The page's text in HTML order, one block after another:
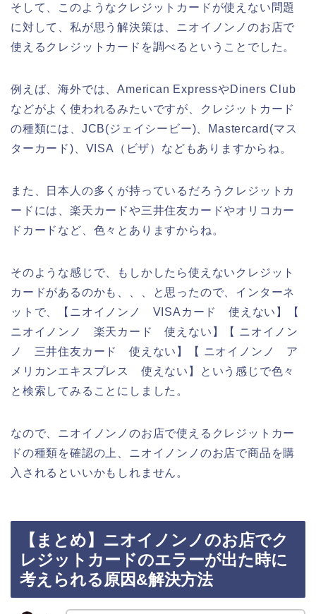
そして、このようなクレジットカードが使えない問題
に対して、私が思う解決策は、ニオイノンノのお店で
使えるクレジットカードを調べるということでした。
例えば、海外では、American ExpressやDiners Club
などがよく使われるみたいですが、クレジットカード
の種類には、JCB(ジェイシービー)、Mastercard(マス
ターカード)、VISA（ビザ）などもありますからね。
また、日本人の多くが持っているだろうクレジットカ
ードには、楽天カードや三井住友カードやオリコカー
ドカードなど、色々とありますからね。
そのような感じで、もしかしたら使えないクレジット
カードがあるのかも、、、と思ったので、インターネ
ットで、【ニオイノンノ VISAカード 使えない】【
ニオイノンノ 楽天カード 使えない】【 ニオイノン
ノ 三井住友カード 使えない】【 ニオイノンノ ア
メリカンエキスプレス 使えない】という感じで色々
と検索してみることにしました。
なので、ニオイノンノのお店で使えるクレジットカー
ドの種類を確認の上、ニオイノンノのお店で商品を購
入されるといいかもしれません。
【まとめ】ニオイノンノのお店でク
レジットカードのエラーが出た時に
考えられる原因&解決方法